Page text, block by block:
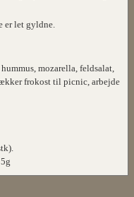
er let gyldne.
mozarella, feldsalat,
frokost til picnic, arbejde